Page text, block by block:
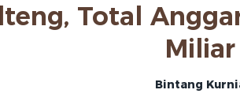
Total
Miliar
Bintang